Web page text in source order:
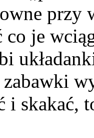
przy
co je
skakać,